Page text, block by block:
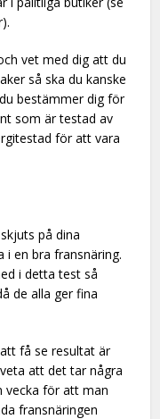
vet med dig att du
så ska du kanske
bestämmer dig för
som är testad av
för att vara
på dina
en bra fransnäring.
i detta test så
de alla ger fina
få se resultat är
att det tar några
vecka för att man
fransnäringen